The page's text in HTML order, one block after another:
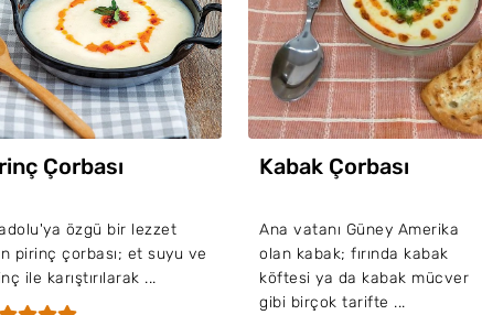
Çorbası
özgü bir lezzet
pirinç çorbası; et suyu ve
ile karıştırılarak ...
Kabak Çorbası
Ana vatanı Güney Amerika
olan kabak; fırında kabak
köftesi ya da kabak mücver
gibi birçok tarifte ...